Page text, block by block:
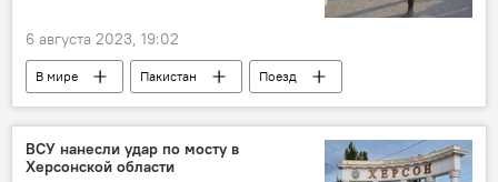
6 августа 2023, 19:02
В мире Пакистан
Поезд
Происшествия
погибшие
ВСУ нанесли удар по мосту в
Херсонской области